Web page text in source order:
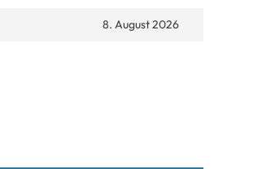
8. August 2026